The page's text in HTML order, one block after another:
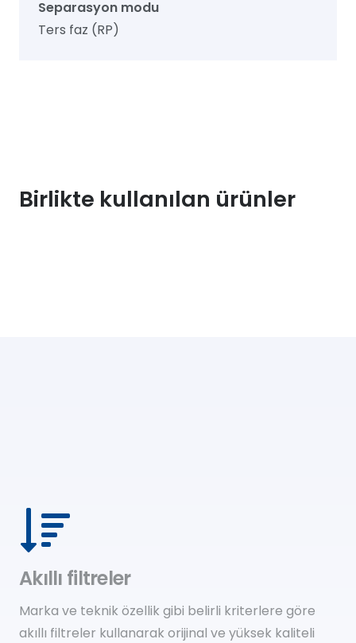
Separasyon modu
Ters faz (RP)
Birlikte kullanılan ürünler
Akıllı filtreler
Marka ve teknik özellik gibi belirli kriterlere göre
akıllı filtreler kullanarak orijinal ve yüksek kaliteli